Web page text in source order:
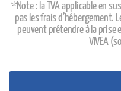
*Note : la TVA applicable en
pas les frais d’hébergement.
peuvent prétendre à la prise
VIVEA